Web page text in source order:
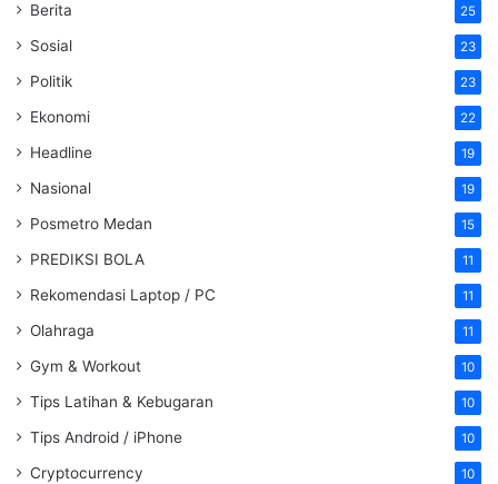
Berita 25
Sosial 23
Politik 23
Ekonomi 22
Headline 19
Nasional 19
Posmetro Medan 15
PREDIKSI BOLA 11
Rekomendasi Laptop / PC 11
Olahraga 11
Gym & Workout 10
Tips Latihan & Kebugaran 10
Tips Android / iPhone 10
Cryptocurrency 10